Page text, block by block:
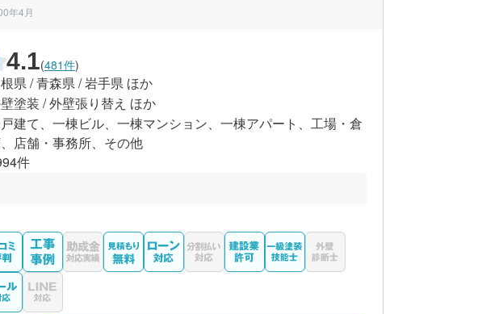
年4月
4.1(481件)
県 / 青森県 / 岩手県 ほか
塗装 / 外壁張り替え ほか
建て、一棟ビル、一棟マンション、一棟アパート、工場・倉
店舗・事務所、その他
件